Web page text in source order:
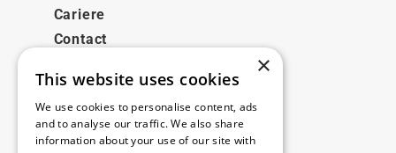
Cariere
Contact
Legale
Disclaimer
Privacy policy
×
This website uses cookies
We use cookies to personalise content, ads
and to analyse our traffic. We also share
information about your use of our site with